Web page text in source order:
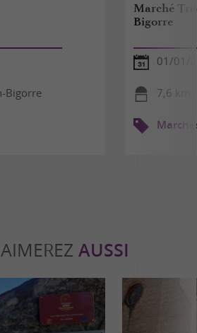
Bigorre
Marché
Bigorre
01/01/
7,6 km
AUSSI